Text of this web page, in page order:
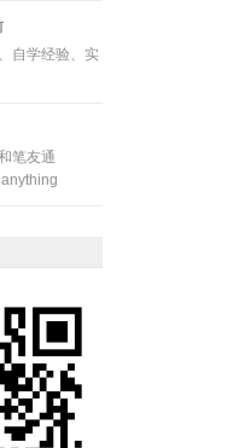
自学经验、实
笔友通